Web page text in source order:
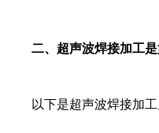
二、超声波焊接加工
以下是超声波焊接加工